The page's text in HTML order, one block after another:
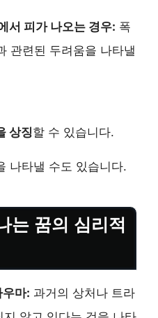
서 피가 나오는 경우: 폭
관련된 두려움을 나타낼
상징할 수 있습니다.
나타낼 수도 있습니다.
는 꿈의 심리적
마: 과거의 상처나 트라